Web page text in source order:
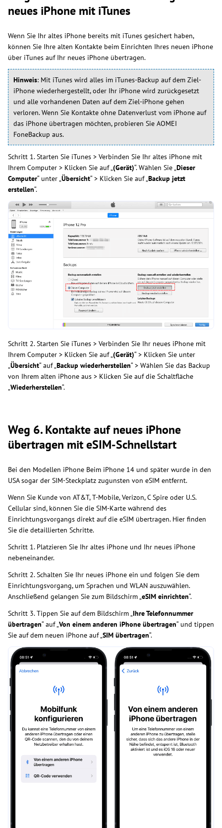
neues iPhone mit iTunes
Wenn Sie Ihr altes iPhone bereits mit iTunes gesichert haben,
können Sie Ihre alten Kontakte beim Einrichten Ihres neuen iPhone
über iTunes auf Ihr neues iPhone übertragen.
Hinweis: Mit iTunes wird alles im iTunes-Backup auf dem Ziel-
iPhone wiederhergestellt, oder Ihr iPhone wird zurückgesetzt
und alle vorhandenen Daten auf dem Ziel-iPhone gehen
verloren. Wenn Sie Kontakte ohne Datenverlust vom iPhone auf
das iPhone übertragen möchten, probieren Sie AOMEI
FoneBackup aus.
Schritt 1. Starten Sie iTunes > Verbinden Sie Ihr altes iPhone mit
Ihrem Computer > Klicken Sie auf „ (Gerät)“. Wählen Sie „ Dieser
Computer“ unter „ Übersicht“ > Klicken Sie auf „ Backup jetzt
erstellen“.
Schritt 2. Starten Sie iTunes > Verbinden Sie Ihr neues iPhone mit
Ihrem Computer > Klicken Sie auf „ (Gerät)“ > Klicken Sie unter
Übersicht“ auf „ Backup wiederherstellen“ > Wählen Sie das Backup
von Ihrem alten iPhone aus > Klicken Sie auf die Schaltfläche
Wiederherstellen“.
Weg 6. Kontakte auf neues iPhone
übertragen mit eSIM-Schnellstart
Bei den Modellen iPhone Beim iPhone 14 und später wurde in den
USA sogar der SIM-Steckplatz zugunsten von eSIM entfernt.
Wenn Sie Kunde von AT&T, T-Mobile, Verizon, C Spire oder U.S.
Cellular sind, können Sie die SIM-Karte während des
Einrichtungsvorgangs direkt auf die eSIM übertragen. Hier finden
Sie die detaillierten Schritte.
Schritt 1. Platzieren Sie Ihr altes iPhone und Ihr neues iPhone
nebeneinander.
Schritt 2. Schalten Sie Ihr neues iPhone ein und folgen Sie dem
Einrichtungsvorgang, um Sprachen und WLAN auszuwählen.
Anschließend gelangen Sie zum Bildschirm „ eSIM einrichten“.
Schritt 3. Tippen Sie auf dem Bildschirm „ Ihre Telefonnummer
übertragen“ auf „ Von einem anderen iPhone übertragen“ und tippen
Sie auf dem neuen iPhone auf „ SIM übertragen“.